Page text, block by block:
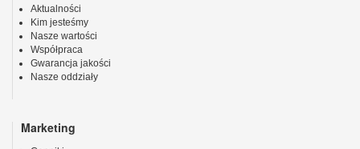
Aktualności
Kim jesteśmy
Nasze wartości
Współpraca
Gwarancja jakości
Nasze oddziały
Marketing